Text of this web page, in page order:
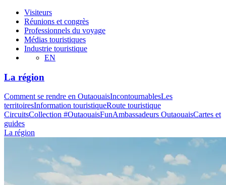
Visiteurs
Réunions et congrès
Professionnels du voyage
Médias touristiques
Industrie touristique
EN
La région
Comment se rendre en OutaouaisIncontournablesLes
territoiresInformation touristiqueRoute touristique
CircuitsCollection #OutaouaisFunAmbassadeurs OutaouaisCartes et
guides
La région